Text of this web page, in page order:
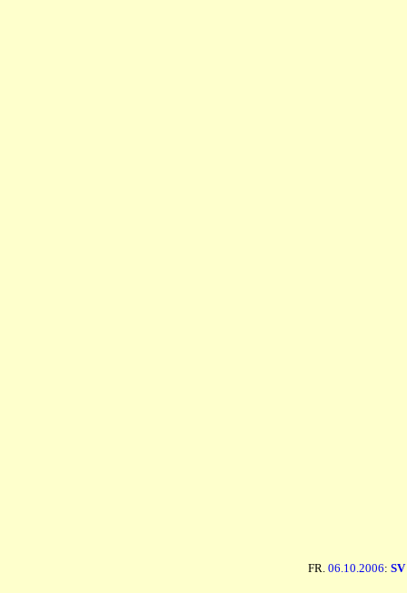
FR. 06.10.2006: